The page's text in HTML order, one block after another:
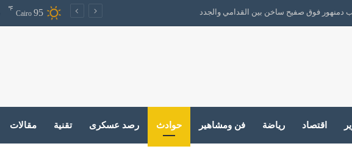
دمنهور فوق صفيح ساخن بين القدامي والجدد Cairo 95
℉
اقتصاد رياضة فن ومشاهير حوادث رصد عسكرى تقنية مقالات